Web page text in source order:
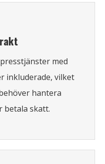
med
inkluderade, vilket
hantera
betala skatt.